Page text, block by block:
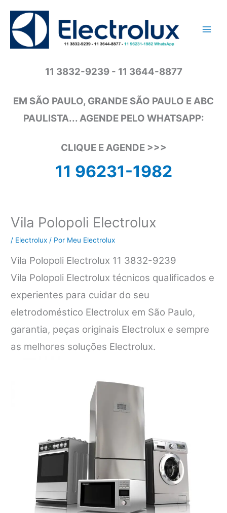
conteúdo
11 3832-9239 - 11 3644-8877
EM SÃO PAULO, GRANDE SÃO PAULO E ABC
PAULISTA... AGENDE PELO WHATSAPP:
CLIQUE E AGENDE >>>
11 96231-1982
Vila Polopoli Electrolux
/ Electrolux / Por Meu Electrolux
Vila Polopoli Electrolux 11 3832-9239
Vila Polopoli Electrolux técnicos qualificados e
experientes para cuidar do seu
eletrodoméstico Electrolux em São Paulo,
garantia, peças originais Electrolux e sempre
as melhores soluções Electrolux.